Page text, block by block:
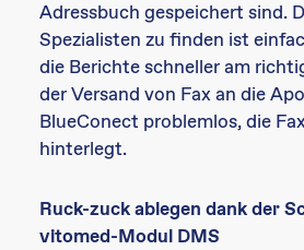
Adressbuch gespeichert sind.
Spezialisten zu finden ist
die Berichte schneller am
der Versand von Fax an die
BlueConect problemlos, die
hinterlegt.
Ruck-zuck ablegen dank der
vitomed-Modul DMS